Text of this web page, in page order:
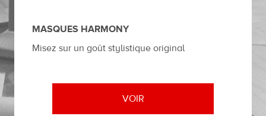
MASQUES HARMONY
Misez sur un goût stylistique original
VOIR